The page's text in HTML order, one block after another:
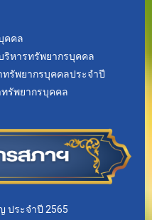
คคล
ริหารทรัพยากรบุคคล
รัพยากรบุคคลประจำปี
รัพยากรบุคคล
ประจำปี 2565